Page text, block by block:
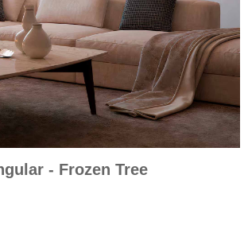
- Frozen Tree